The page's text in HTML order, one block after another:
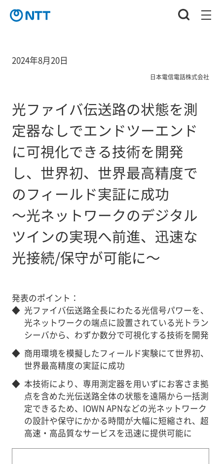
2024年8月20日
日本電信電話株式会社
光ファイバ伝送路の状態を測
定器なしでエンドツーエンド
に可視化できる技術を開発
し、世界初、世界最高精度で
のフィールド実証に成功
～光ネットワークのデジタル
ツインの実現へ前進、迅速な
光接続/保守が可能に～
発表のポイント：
◆ 光ファイバ伝送路全長にわたる光信号パワーを、
光ネットワークの端点に設置されている光トラン
シーバから、わずか数分で可視化する技術を開発
◆ 商用環境を模擬したフィールド実験にて世界初、
世界最高精度の実証に成功
◆ 本技術により、専用測定器を用いずにお客さま拠
点を含めた光伝送路全体の状態を遠隔から一括測
定できるため、IOWN APNなどの光ネットワーク
の設計や保守にかかる時間が大幅に短縮され、超
高速・高品質なサービスを迅速に提供可能に